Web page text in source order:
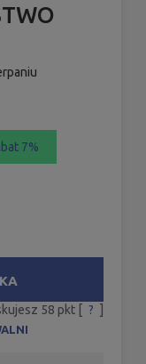
7%
58 pkt [ ? ]